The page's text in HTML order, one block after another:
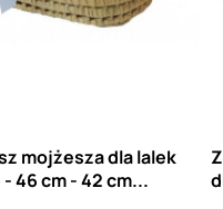
mojżesza dla lalek
46 cm - 42 cm...